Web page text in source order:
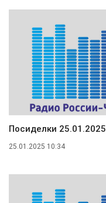
Посиделки 25.01.2025
25.01.2025 10:34